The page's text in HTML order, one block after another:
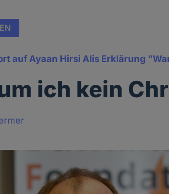
auf Ayaan Hirsi Alis Erklärung
ich kein